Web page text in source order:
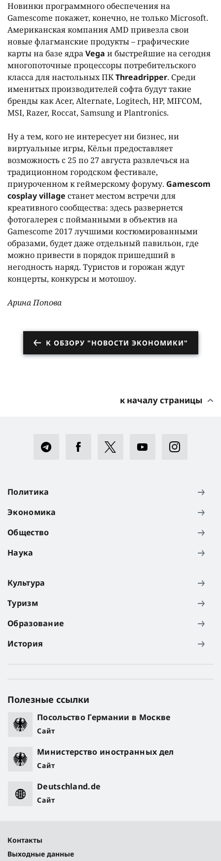
Новинки программного обеспечения на
Gamescome покажет, конечно, не только Microsoft.
Американская компания AMD привезла свои
новые флагманские продукты – графические
карты на базе ядраVega и быстрейшие на сегодня
многопоточные процессоры потребительского
класса для настольных ПКThreadripper. Среди
именитых производителей софта будут такие
бренды как Acer, Alternate, Logitech, HP, MIFCOM,
MSI, Razer, Roccat, Samsung и Plantronics.
Ну а тем, кого не интересует ни бизнес, ни
виртуальные игры, Кёльн предоставляет
возможность c 25 по 27 августа развлечься на
традиционном городском фестивале,
приуроченном к геймерскому форуму. Gamescom
cosplay village станет местом встречи для
креативного сообщества: здесь развернется
фотогалерея с пойманными в объектив на
Gamescome 2017 лучшими костюмированными
образами, будет даже отдельный павильон, где
можно привести в порядок пришедший в
негодность наряд. Туристов и горожан ждут
концерты, конкурсы и мотошоу.
Арина Попова
К ОБЗОРУ "НОВОСТИ ЭКОНОМИКИ"
к началу страницы
Политика
Экономика
Общество
Наука
Культура
Туризм
Образование
История
Полезные ссылки
Посольство Германии в Москве
Сайт
Министерство иностранных дел
Сайт
Deutschland.de
Сайт
Контакты
Выходные данные